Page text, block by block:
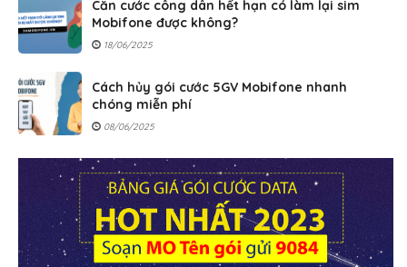
Căn cước công dân hết hạn có làm lại sim
Mobifone được không?
18/06/2025
Cách hủy gói cước 5GV Mobifone nhanh
chóng miễn phí
08/06/2025